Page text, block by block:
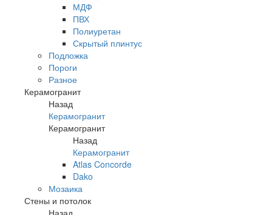
МДФ
ПВХ
Полиуретан
Скрытый плинтус
Подложка
Пороги
Разное
Керамогранит
Назад
Керамогранит
Керамогранит
Назад
Керамогранит
Atlas Concorde
Dako
Мозаика
Стены и потолок
Назад